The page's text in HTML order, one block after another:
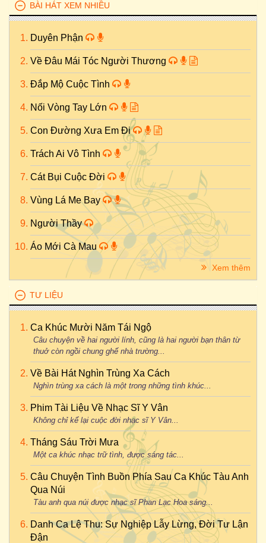
BÀI HÁT XEM NHIỀU
Duyên Phận
Về Đâu Mái Tóc Người Thương
Đắp Mộ Cuộc Tình
Nối Vòng Tay Lớn
Con Đường Xưa Em Đi
Trách Ai Vô Tình
Cát Bụi Cuộc Đời
Vùng Lá Me Bay
Người Thầy
Áo Mới Cà Mau
Xem thêm
TƯ LIỆU
Ca Khúc Mười Năm Tái Ngộ
Câu chuyện về hai người lính, cũng là hai người bạn thân từ
thuở còn ngồi chung ghế nhà trường...
Về Bài Hát Nghìn Trùng Xa Cách
Nghìn trùng xa cách là một trong những tình khúc...
Phim Tài Liệu Về Nhạc Sĩ Y Vân
Không chỉ kể lại cuộc đời nhạc sĩ Y Vân...
Tháng Sáu Trời Mưa
Một ca khúc nhạc trữ tình, được sáng tác...
Câu Chuyện Tình Buồn Phía Sau Ca Khúc Tàu Anh
Qua Núi
Tàu anh qua núi được nhạc sĩ Phan Lạc Hoa sáng...
Danh Ca Lệ Thu: Sự Nghiệp Lẫy Lừng, Đời Tư Lận
Đận